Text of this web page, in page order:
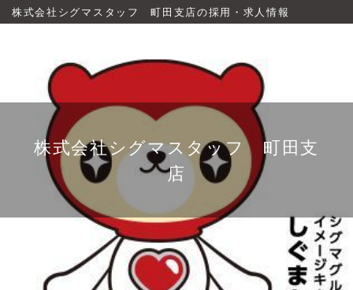
株式会社シグマスタッフ 町田支店の採用・求人情報
株式会社シグマスタッフ 町田支
店